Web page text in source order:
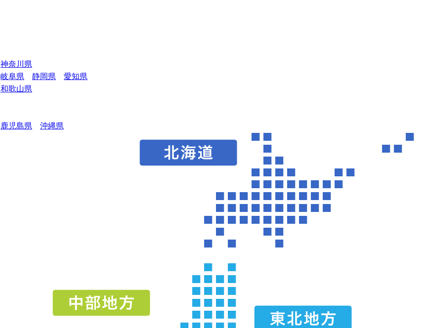
神奈川県
岐阜県 静岡県
愛知県
和歌山県
鹿児島県 沖縄県